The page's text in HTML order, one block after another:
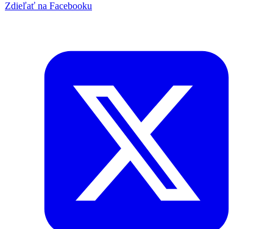
Zdieľať na Facebooku